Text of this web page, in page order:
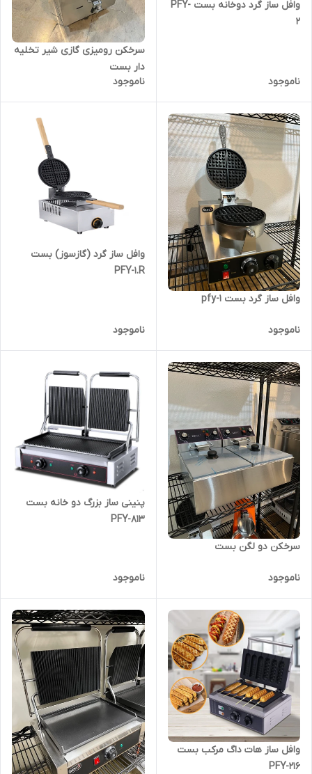
وافل ساز گرد دوخانه بست PFY-
2
ناموجود
سرخکن رومیزی گازی شیر تخلیه
دار بست
ناموجود
وافل ساز گرد بست pfy-1
ناموجود
وافل ساز گرد (گازسوز) بست
PFY-1.R
ناموجود
سرخکن دو لگن بست
ناموجود
پنینی ساز بزرگ دو خانه بست
PFY-813
ناموجود
وافل ساز هات داگ مرکب بست
PFY-216